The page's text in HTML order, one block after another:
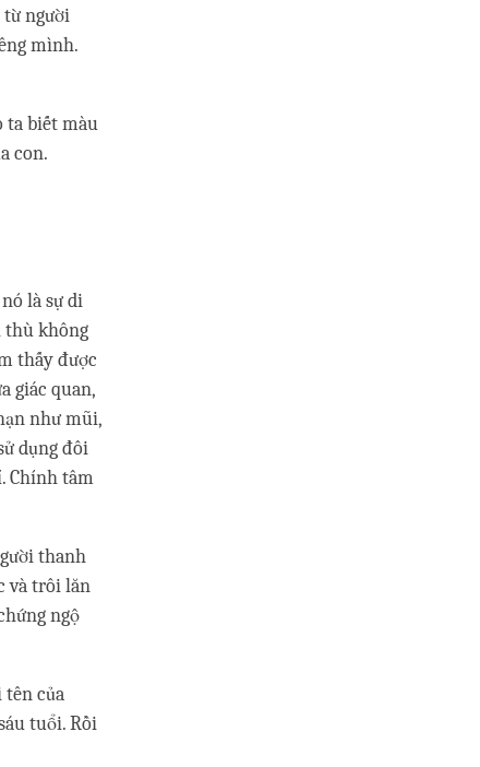
từ người
mình.
ta biết màu
con.
là sự di
thù không
thấy được
giác quan,
như mũi,
dụng đôi
Chính tâm
thanh
và trôi lăn
ngộ
tên của
tuổi. Rồi